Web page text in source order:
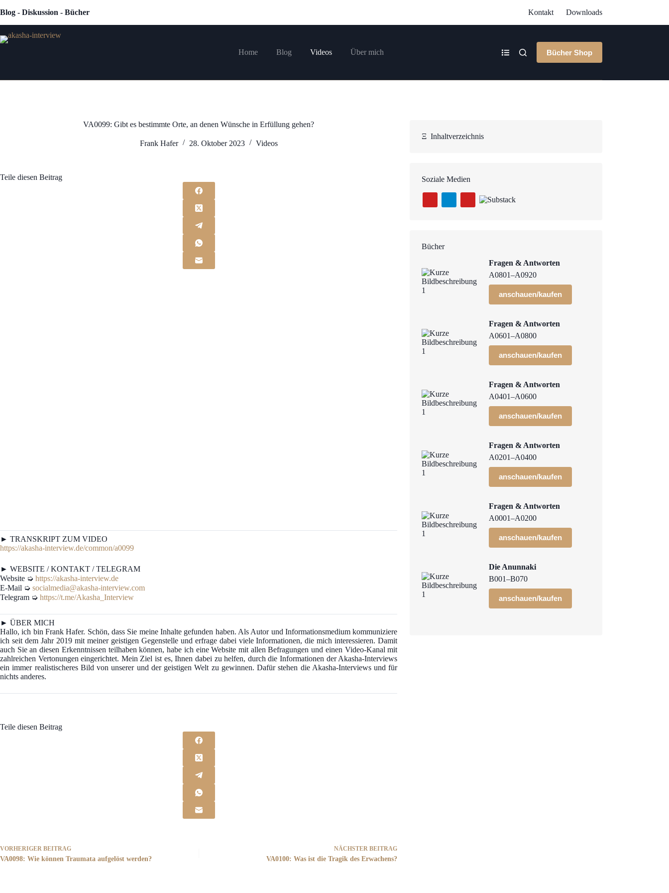
Inhalt
Blog - Diskussion - Bücher Kontakt Downloads
Home Blog Videos Über mich Bücher Shop
VA0099: Gibt es bestimmte Orte, an denen Wünsche in Erfüllung gehen?
Frank Hafer 28. Oktober 2023 Videos
Teile diesen Beitrag
► TRANSKRIPT ZUM VIDEO
https://akasha-interview.de/common/a0099
► WEBSITE / KONTAKT / TELEGRAM
Website ➭ https://akasha-interview.de
E-Mail ➭ socialmedia@akasha-interview.com
Telegram ➭ https://t.me/Akasha_Interview
► ÜBER MICH
Hallo, ich bin Frank Hafer. Schön, dass Sie meine Inhalte gefunden haben. Als Autor und Informationsmedium kommuniziere
ich seit dem Jahr 2019 mit meiner geistigen Gegenstelle und erfrage dabei viele Informationen, die mich interessieren. Damit
auch Sie an diesen Erkenntnissen teilhaben können, habe ich eine Website mit allen Befragungen und einen Video-Kanal mit
zahlreichen Vertonungen eingerichtet. Mein Ziel ist es, Ihnen dabei zu helfen, durch die Informationen der Akasha-Interviews
ein immer realistischeres Bild von unserer und der geistigen Welt zu gewinnen. Dafür stehen die Akasha-Interviews und für
nichts anderes.
Teile diesen Beitrag
VORHERIGER BEITRAG
VA0098: Wie können Traumata aufgelöst werden?
NÄCHSTERBEITRAG
VA0100: Was ist die Tragik des Erwachens?
ΞInhaltverzeichnis
Soziale Medien
Bücher
Fragen & Antworten
A0801–A0920
anschauen/kaufen
Fragen & Antworten
A0601–A0800
anschauen/kaufen
Fragen & Antworten
A0401–A0600
anschauen/kaufen
Fragen & Antworten
A0201–A0400
anschauen/kaufen
Fragen & Antworten
A0001–A0200
anschauen/kaufen
Die Anunnaki
B001–B070
anschauen/kaufen